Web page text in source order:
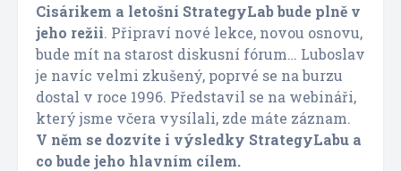
Cisárikem a letošní StrategyLab bude plně v
jeho režii. Připraví nové lekce, novou osnovu,
bude mít na starost diskusní fórum… Luboslav
je navíc velmi zkušený, poprvé se na burzu
dostal v roce 1996. Představil se na webináři,
který jsme včera vysílali, zde máte záznam.
V něm se dozvíte i výsledky StrategyLabu a
co bude jeho hlavním cílem.